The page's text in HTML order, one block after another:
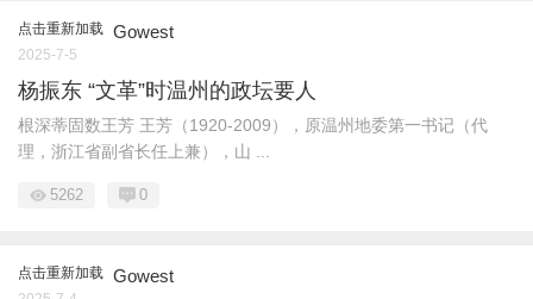
点击重新加载 Gowest
2025-7-5
杨振东 “文革”时温州的政坛要人
根深蒂固数王芳 王芳（1920-2009），原温州地委第一书记（代
理，浙江省副省长任上兼），山 ...
5262 0
点击重新加载 Gowest